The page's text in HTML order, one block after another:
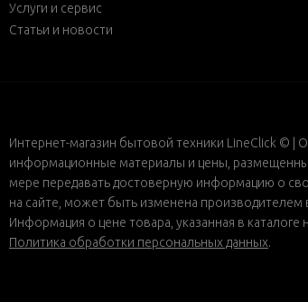
Услуги и сервис
Статьи и новости
Интернет-магазин бытовой техники LineClick © |
информационные материалы и цены,
мере передавать достоверную информацию о
на сайте, может быть изменена производителем
Информация о цене товара, указанная в
Политика обработки персональных данных.